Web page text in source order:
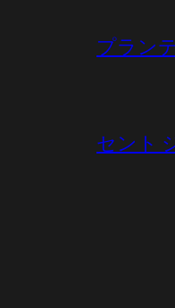
プラン
セント